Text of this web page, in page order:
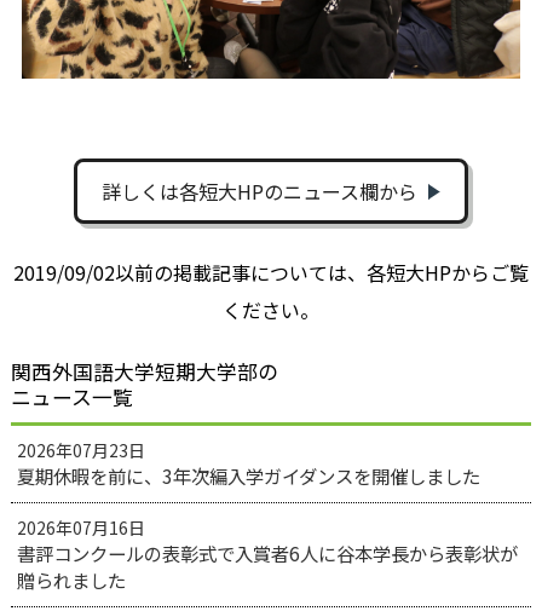
詳しくは各短大HPのニュース欄から
2019/09/02以前の掲載記事については、各短大HPからご覧
ください。
関西外国語大学短期大学部の
ニュース一覧
2026年07月23日
夏期休暇を前に、3年次編入学ガイダンスを開催しました
2026年07月16日
書評コンクールの表彰式で入賞者6人に谷本学長から表彰状が
贈られました